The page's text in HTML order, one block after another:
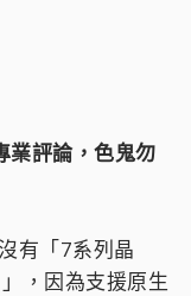
業評論，色鬼勿
有「7系列晶
，因為支援原生